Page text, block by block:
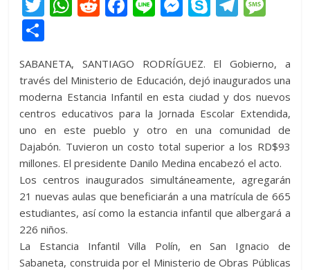
er s
A
p
p
di
t
b
o
o
k
e
n
g
er
p
e
gr
a
m
a
g
e
m
p
ar
ti
r
SABANETA, SANTIAGO RODRÍGUEZ. El Gobierno, a
través del Ministerio de Educación, dejó inaugurados una
moderna Estancia Infantil en esta ciudad y dos nuevos
centros educativos para la Jornada Escolar Extendida,
uno en este pueblo y otro en una comunidad de
Dajabón. Tuvieron un costo total superior a los RD$93
millones. El presidente Danilo Medina encabezó el acto.
Los centros inaugurados simultáneamente, agregarán
21 nuevas aulas que beneficiarán a una matrícula de 665
estudiantes, así como la estancia infantil que albergará a
226 niños.
La Estancia Infantil Villa Polín, en San Ignacio de
Sabaneta, construida por el Ministerio de Obras Públicas